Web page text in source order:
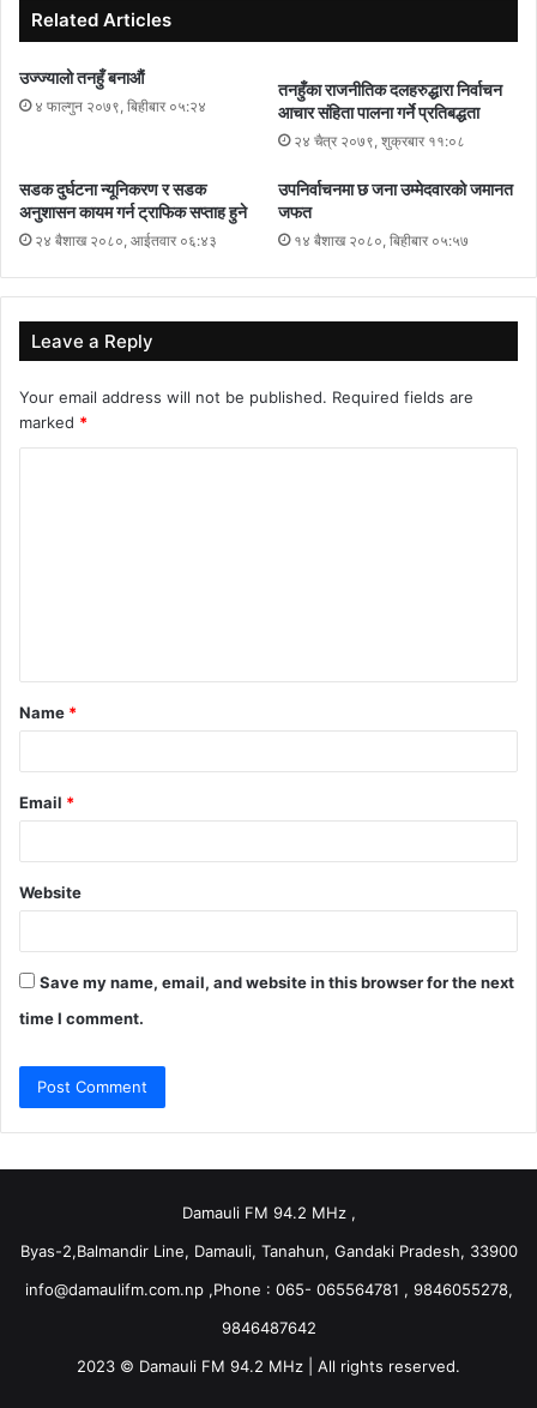
Related Articles
उज्ज्यालो तनहुँ बनाऔं
४ फाल्गुन २०७९, बिहीबार ०५:२४
तनहुँका राजनीतिक दलहरुद्धारा निर्वाचन
आचार संहिता पालना गर्ने प्रतिबद्धता
२४ चैत्र २०७९, शुक्रबार ११:०८
सडक दुर्घटना न्यूनिकरण र सडक
अनुशासन कायम गर्न ट्राफिक सप्ताह हुने
२४ बैशाख २०८०, आईतवार ०६:४३
उपनिर्वाचनमा छ जना उम्मेदवारको जमानत
जफत
१४ बैशाख २०८०, बिहीबार ०५:५७
Leave a Reply
Your email address will not be published. Required fields are
marked *
t
*
Name *
Email *
Website
Save my name, email, and website in this browser for the next
time I comment.
Damauli FM 94.2 MHz ,
Byas-2,Balmandir Line, Damauli, Tanahun, Gandaki Pradesh, 33900
info@damaulifm.com.np,Phone : 065- 065564781 , 9846055278,
9846487642
2023 © Damauli FM 94.2 MHz | All rights reserved.